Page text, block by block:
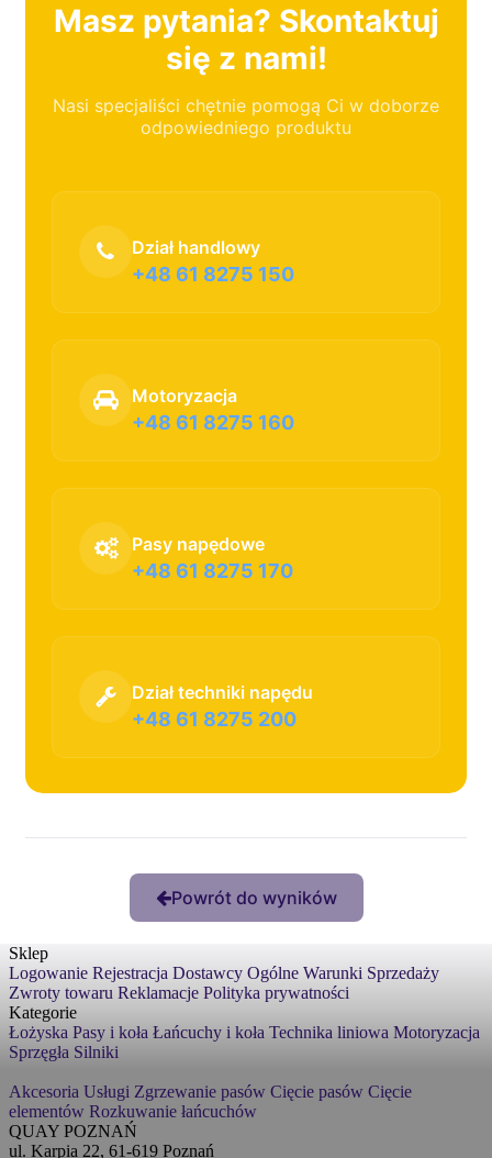
Masz pytania? Skontaktuj
się z nami!
Nasi specjaliści chętnie pomogą Ci w doborze
odpowiedniego produktu
Dział handlowy
+48 61 8275 150
Motoryzacja
+48 61 8275 160
Pasy napędowe
+48 61 8275 170
Dział techniki napędu
+48 61 8275 200
Powrót do wyników
Sklep
Logowanie Rejestracja Dostawcy Ogólne Warunki Sprzedaży
Zwroty towaru Reklamacje Polityka prywatności
Kategorie
Łożyska Pasy i koła Łańcuchy i koła Technika liniowa Motoryzacja
Sprzęgła Silniki
Akcesoria Usługi Zgrzewanie pasów Cięcie pasów Cięcie
elementów Rozkuwanie łańcuchów
QUAY POZNAŃ
ul. Karpia 22, 61-619 Poznań